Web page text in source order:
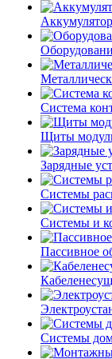
Система
Щиты
Зарядные
Системы
Системы и
Пассивное
Системы